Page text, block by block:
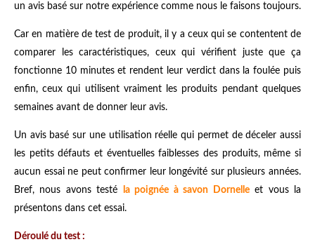
un avis basé sur notre expérience comme nous le faisons toujours.
Car en matière de test de produit, il y a ceux qui se contentent de
comparer les caractéristiques, ceux qui vérifient juste que ça
fonctionne 10 minutes et rendent leur verdict dans la foulée puis
enfin, ceux qui utilisent vraiment les produits pendant quelques
semaines avant de donner leur avis.
Un avis basé sur une utilisation réelle qui permet de déceler aussi
les petits défauts et éventuelles faiblesses des produits, même si
aucun essai ne peut confirmer leur longévité sur plusieurs années.
Bref, nous avons testé
la poignée à savon Dornelleet vous la
présentons dans cet essai.
Déroulé du test :